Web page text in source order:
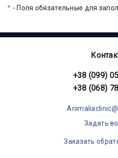
* - Поля обязательные для
+38 (099)
+38 (068)
Задать
Заказать